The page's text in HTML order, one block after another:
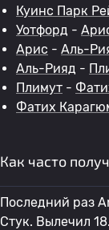
Куинс Парк
Уотфорд -
Арис - Аль-
Аль-Рияд -
Плимут -
Фатих
Как часто
Последний раз
Стук. Вылечил